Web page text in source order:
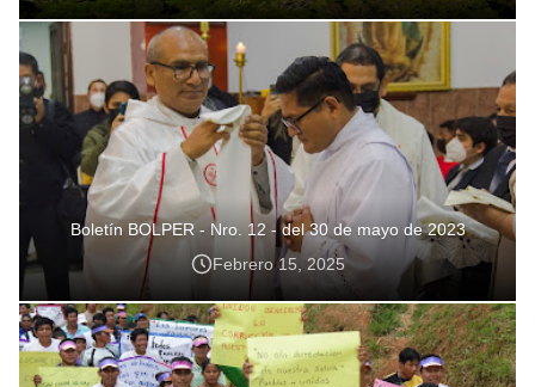
Boletín BOLPER - Nro. 12 - del 30 de mayo de 2023
Febrero 15, 2025